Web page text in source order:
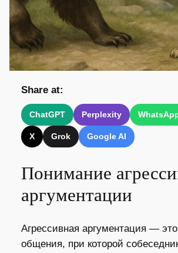
Share at:
ChatGPT Perplexity
X Grok Google AI
Понимание
аргументации
Агрессивная аргументация —
общения, при которой